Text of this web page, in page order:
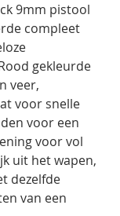
9mm pistool
compleet
gekleurde
veer,
voor snelle
voor een
voor vol
uit het wapen,
dezelfde
van een